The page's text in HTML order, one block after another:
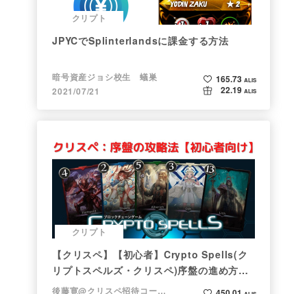
クリプト
JPYCでSplinterlandsに課金する方法
暗号資産ジョシ校生 蟻巣
2021/07/21
165.73 ALIS
22.19 ALIS
クリプト
【クリスペ】【初心者】Crypto Spells(ク
リプトスペルズ・クリスペ)序盤の進め方
【NFTゲーム】
後藤寛@クリスペ招待コード→LHiH